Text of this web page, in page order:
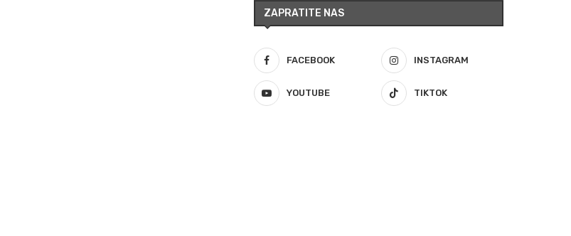
ZAPRATITE NAS
FACEBOOK INSTAGRAM
YOUTUBE TIKTOK